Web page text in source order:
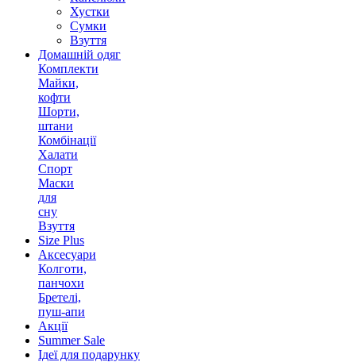
Хустки
Сумки
Взуття
Домашній одяг
Комплекти
Майки,
кофти
Шорти,
штани
Комбінації
Халати
Спорт
Маски
для
сну
Взуття
Size Plus
Аксесуари
Колготи,
панчохи
Бретелі,
пуш-апи
Акції
Summer Sale
Ідеї для подарунку